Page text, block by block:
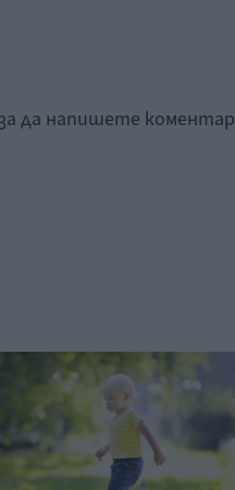
да напишете коментар